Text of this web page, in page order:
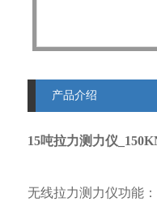
产品介绍
15吨拉力测力仪
无线拉力测力仪功能：